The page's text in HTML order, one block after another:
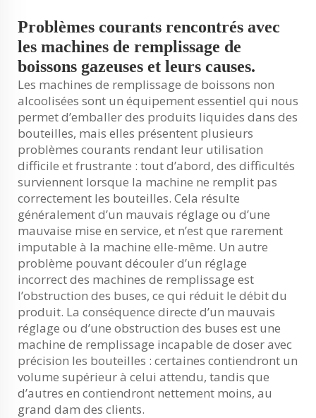
Problèmes courants rencontrés avec
les machines de remplissage de
boissons gazeuses et leurs causes.
Les machines de remplissage de boissons non
alcoolisées sont un équipement essentiel qui nous
permet d’emballer des produits liquides dans des
bouteilles, mais elles présentent plusieurs
problèmes courants rendant leur utilisation
difficile et frustrante : tout d’abord, des difficultés
surviennent lorsque la machine ne remplit pas
correctement les bouteilles. Cela résulte
généralement d’un mauvais réglage ou d’une
mauvaise mise en service, et n’est que rarement
imputable à la machine elle-même. Un autre
problème pouvant découler d’un réglage
incorrect des machines de remplissage est
l’obstruction des buses, ce qui réduit le débit du
produit. La conséquence directe d’un mauvais
réglage ou d’une obstruction des buses est une
machine de remplissage incapable de doser avec
précision les bouteilles : certaines contiendront un
volume supérieur à celui attendu, tandis que
d’autres en contiendront nettement moins, au
grand dam des clients.